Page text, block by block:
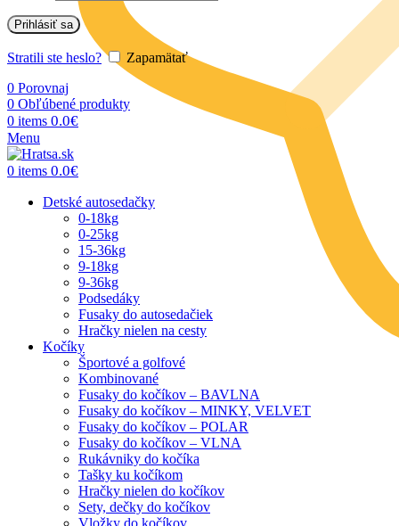
Prihlásiť sa
Stratili ste heslo?
Zapamätať
0 Porovnaj
0 Obľúbené produkty
0 items 0.0€
Menu
0 items 0.0€
Detské autosedačky
0-18kg
0-25kg
15-36kg
9-18kg
9-36kg
Podsedáky
Fusaky do autosedačiek
Hračky nielen na cesty
Kočíky
Športové a golfové
Kombinované
Fusaky do kočíkov – BAVLNA
Fusaky do kočíkov – MINKY, VELVET
Fusaky do kočíkov – POLAR
Fusaky do kočíkov – VLNA
Rukávniky do kočíka
Tašky ku kočíkom
Hračky nielen do kočíkov
Sety, dečky do kočíkov
Vložky do kočíkov